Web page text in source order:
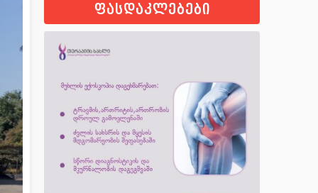
ფასდაკლებები